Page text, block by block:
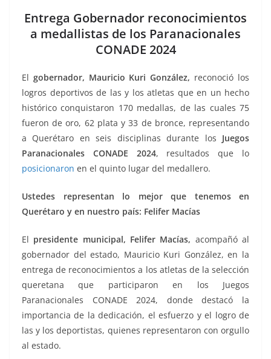
e
b
o
k
er l s
A
p
p
e
n
g
er
gr
a
m
p
ar
Entrega Gobernador reconocimientos
a medallistas de los Paranacionales
CONADE 2024
El gobernador, Mauricio Kuri González, reconoció los
logros deportivos de las y los atletas que en un hecho
histórico conquistaron 170 medallas, de las cuales 75
fueron de oro, 62 plata y 33 de bronce, representando
a Querétaro en seis disciplinas durante los Juegos
Paranacionales CONADE 2024, resultados que lo
posicionaron en el quinto lugar del medallero.
Ustedes representan lo mejor que tenemos en
Querétaro y en nuestro país: Felifer Macías
El presidente municipal, Felifer Macías, acompañó al
gobernador del estado, Mauricio Kuri González, en la
entrega de reconocimientos a los atletas de la selección
queretana que participaron en los Juegos
Paranacionales CONADE 2024, donde destacó la
importancia de la dedicación, el esfuerzo y el logro de
las y los deportistas, quienes representaron con orgullo
al estado.